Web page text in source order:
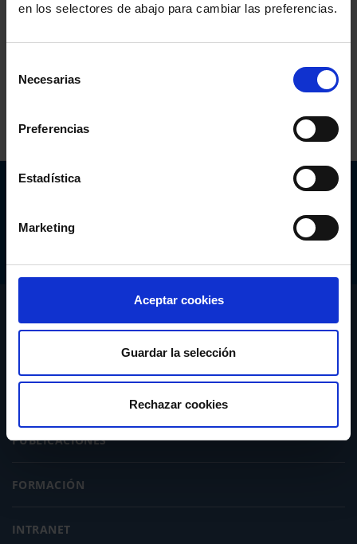
en los selectores de abajo para cambiar las preferencias.
Necesarias
Preferencias
Estadística
Marketing
Aceptar cookies
Guardar la selección
Rechazar cookies
PUBLICACIONES
FORMACIÓN
INTRANET